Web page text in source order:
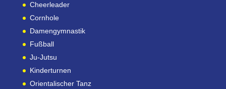
Cheerleader
Cornhole
Damengymnastik
Fußball
Ju-Jutsu
Kinderturnen
Orientalischer Tanz